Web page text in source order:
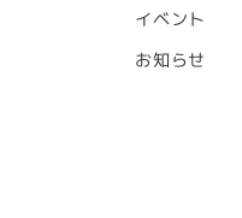
イベント
お知らせ